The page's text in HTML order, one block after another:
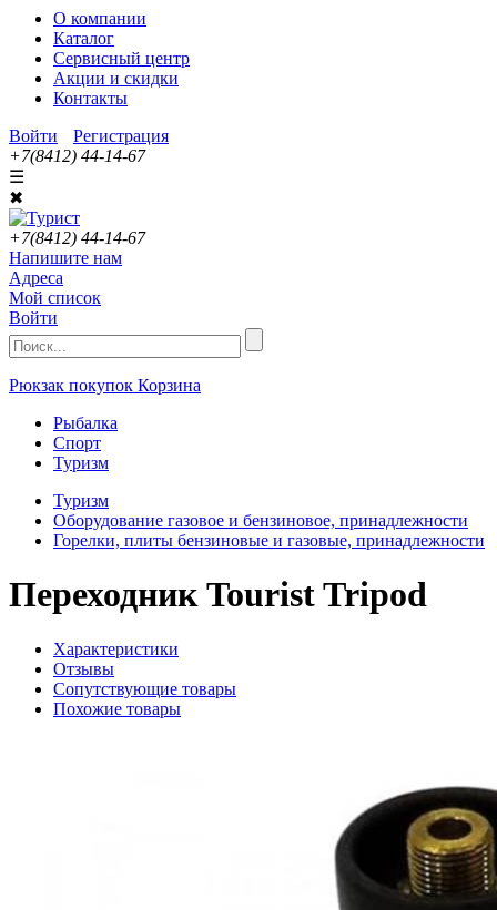
О компании
Каталог
Сервисный центр
Акции и скидки
Контакты
Войти
Регистрация
+7(8412) 44-14-67
☰
✖
+7(8412) 44-14-67
Напишите нам
Адреса
Мой список
Войти
Рюкзак покупок Корзина
Рыбалка
Спорт
Туризм
Туризм
Оборудование газовое и бензиновое, принадлежности
Горелки, плиты бензиновые и газовые, принадлежности
Переходник Tourist Tripod
Характеристики
Отзывы
Сопутствующие товары
Похожие товары